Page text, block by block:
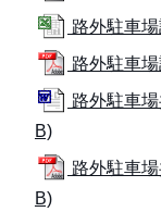
路外駐車
路外駐車
路外駐車
B)
路外駐車
B)